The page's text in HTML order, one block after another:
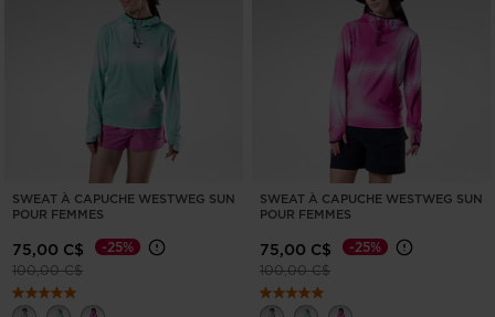
SWEAT À CAPUCHE WESTWEG SUN
POUR FEMMES
75,00 C$
Prix réduit de
100,00 C$à
-25%
SWEAT À CAPUCHE WESTWEG SUN
POUR FEMMES
75,00 C$
Prix réduit de
100,00 C$à
-25%